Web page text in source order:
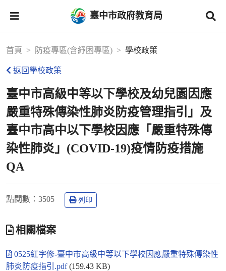
臺中市政府教育局
首頁 防疫專區(含紓困專區) 學校政策
返回學校政策
臺中市高級中等以下學校及幼兒園因應
嚴重特殊傳染性肺炎防疫管理指引」及
臺中市高中以下學校因應「嚴重特殊傳
染性肺炎」(COVID-19)疫情防疫措施
QA
點閱數 ：3505 列印
相關檔案
0525紅字修-臺中市高級中等以下學校因應嚴重特殊傳染性
肺炎防疫指引.pdf(159.43 KB)